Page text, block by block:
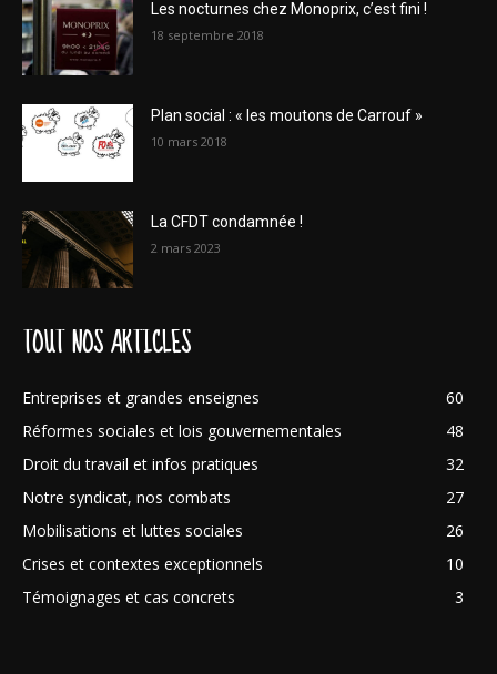
Les nocturnes chez Monoprix, c’est fini !
18 septembre 2018
Plan social : « les moutons de Carrouf »
10 mars 2018
La CFDT condamnée !
2 mars 2023
TOUT NOS ARTICLES
Entreprises et grandes enseignes
60
Réformes sociales et lois gouvernementales
48
Droit du travail et infos pratiques
32
Notre syndicat, nos combats
27
Mobilisations et luttes sociales
26
Crises et contextes exceptionnels
10
Témoignages et cas concrets
3